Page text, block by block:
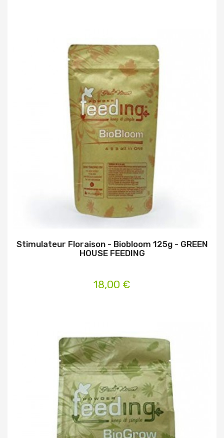
Stimulateur Floraison - Biobloom 125g - GREEN
HOUSE FEEDING
18,00 €